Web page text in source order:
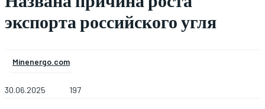
экспорта российского угля
Minenergo.com
30.06.2025 197